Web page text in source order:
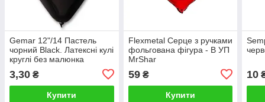
Gemar 12"/14 Пастель
чорний Black. Латексні кулі
круглі без малюнка
3,30 ₴
Купити
Flexmetal Серце з ручками
фольгована фігура - В УП
MrShar
59₴
Купити
10